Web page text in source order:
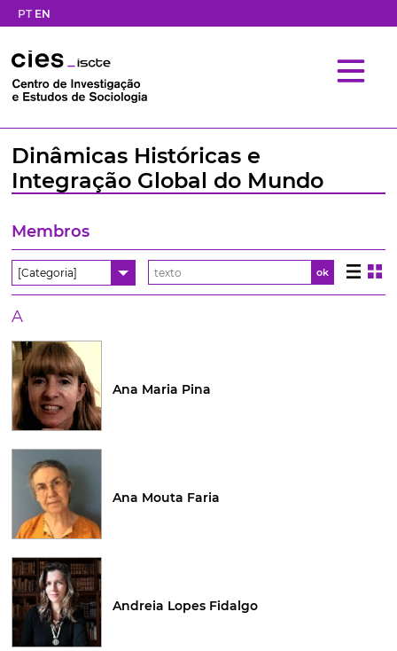
PT EN
Dinâmicas Históricas e
Integração Global do Mundo
Membros
[Categoria] ok
A
Ana Maria Pina
Ana Mouta Faria
Andreia Lopes Fidalgo